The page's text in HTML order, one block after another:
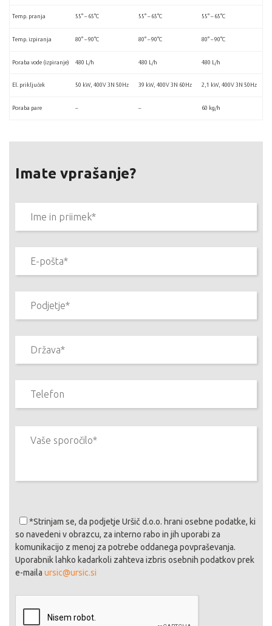
Temp. pranja 55° – 65°C 55° – 65°C 55° – 65°C
Temp. izpiranja 80° – 90°C 80° – 90°C 80° – 90°C
Poraba vode (izpiranje) 480 L/h 480 L/h 480 L/h
El. priključek 50 kW, 400V 3N 50Hz 39 kW, 400V 3N 60Hz 2,1 kW, 400V 3N 50Hz
Poraba pare – – 60 kg/h
Imate vprašanje?
*Strinjam se, da podjetje Uršič d.o.o. hrani osebne podatke, ki
so navedeni v obrazcu, za interno rabo in jih uporabi za
komunikacijo z menoj za potrebe oddanega povpraševanja.
Uporabnik lahko kadarkoli zahteva izbris osebnih podatkov prek
e-maila ursic@ursic.si